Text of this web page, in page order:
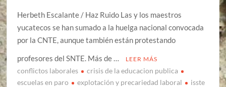
Herbeth Escalante / Haz Ruido Las y los maestros
yucatecos se han sumado a la huelga nacional convocada
por la CNTE, aunque también están protestando
profesores del SNTE. Más de …
LEER MÁS
conflictos laborales
crisis de la educacion publica
escuelas en paro
explotación y precariedad laboral
isste